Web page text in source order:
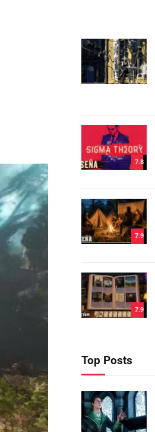
7.8
7.9
7.9
Top Posts